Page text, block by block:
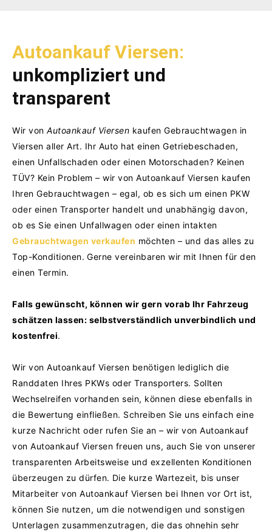
Autoankauf Viersen:
unkompliziert und
transparent
Wir von Autoankauf Viersen kaufen Gebrauchtwagen in
Viersen aller Art. Ihr Auto hat einen Getriebeschaden,
einen Unfallschaden oder einen Motorschaden? Keinen
TÜV? Kein Problem – wir von Autoankauf Viersen kaufen
Ihren Gebrauchtwagen – egal, ob es sich um einen PKW
oder einen Transporter handelt und unabhängig davon,
ob es Sie einen Unfallwagen oder einen intakten
Gebrauchtwagen verkaufen möchten – und das alles zu
Top-Konditionen. Gerne vereinbaren wir mit Ihnen für den
einen Termin.
Falls gewünscht, können wir gern vorab Ihr Fahrzeug
schätzen lassen: selbstverständlich unverbindlich und
kostenfrei.
Wir von Autoankauf Viersen benötigen lediglich die
Randdaten Ihres PKWs oder Transporters. Sollten
Wechselreifen vorhanden sein, können diese ebenfalls in
die Bewertung einfließen. Schreiben Sie uns einfach eine
kurze Nachricht oder rufen Sie an – wir von Autoankauf
von Autoankauf Viersen freuen uns, auch Sie von unserer
transparenten Arbeitsweise und exzellenten Konditionen
überzeugen zu dürfen. Die kurze Wartezeit, bis unser
Mitarbeiter von Autoankauf Viersen bei Ihnen vor Ort ist,
können Sie nutzen, um die notwendigen und sonstigen
Unterlagen zusammenzutragen, die das ohnehin sehr